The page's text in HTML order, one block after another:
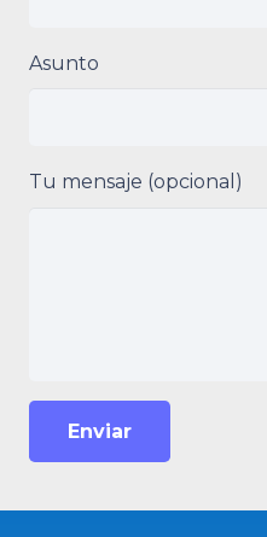
Asunto
Tu mensaje (opcional)